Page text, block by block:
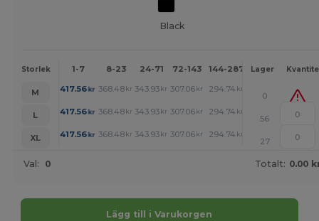
Black
Storlek 1-7 8-23 24-71 72-143 144-287 288 + Mer
Lager
M 417.56kr 368.48 kr 343.93 kr 307.06 kr 294.74 kr +
0
L
417.56kr 368.48 kr 343.93 kr 307.06 kr 294.74 kr +
56
XL
417.56kr 368.48 kr 343.93 kr 307.06 kr 294.74 kr +
27
Val: 0 Totalt: 0.00
Lägg till i Varukorgen